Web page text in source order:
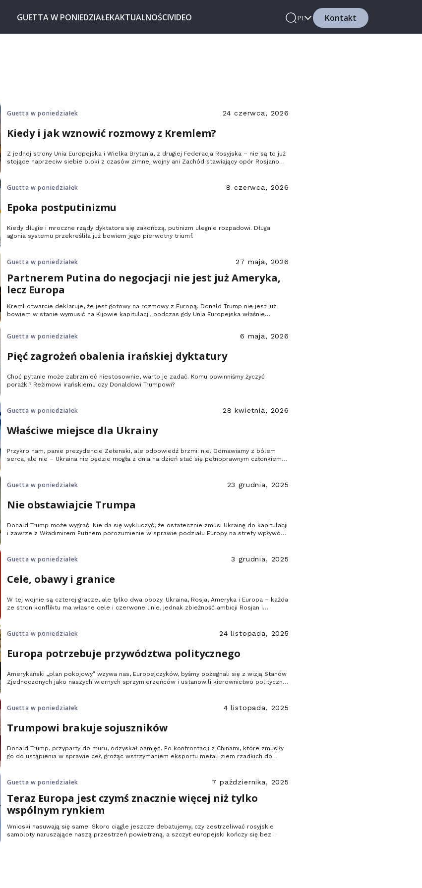
GUETTA W PONIEDZIAŁEKAKTUALNOŚCIVIDEO PL Kontakt
Guetta w poniedziałek 24 czerwca, 2026
Kiedy i jak wznowić rozmowy z Kremlem?
Z jednej strony Unia Europejska i Wielka Brytania, z drugiej Federacja Rosyjska – nie są to już
stojące naprzeciw siebie bloki z czasów zimnej wojny ani Zachód stawiający opór Rosjanom,
Guetta w poniedziałek 8 czerwca, 2026
Epoka postputinizmu
Kiedy długie i mroczne rządy dyktatora się zakończą, putinizm ulegnie rozpadowi. Długa
agonia systemu przekreśliła już bowiem jego pierwotny triumf.
Guetta w poniedziałek 27 maja, 2026
Partnerem Putina do negocjacji nie jest już Ameryka,
lecz Europa
Kreml otwarcie deklaruje, że jest gotowy na rozmowy z Europą. Donald Trump nie jest już
bowiem w stanie wymusić na Kijowie kapitulacji, podczas gdy Unia Europejska właśnie
Guetta w poniedziałek 6 maja, 2026
Pięć zagrożeń obalenia irańskiej dyktatury
Choć pytanie może zabrzmieć niestosownie, warto je zadać. Komu powinniśmy życzyć
porażki? Reżimowi irańskiemu czy Donaldowi Trumpowi?
Guetta w poniedziałek 28 kwietnia, 2026
Właściwe miejsce dla Ukrainy
Przykro nam, panie prezydencie Zełenski, ale odpowiedź brzmi: nie. Odmawiamy z bólem
serca, ale nie – Ukraina nie będzie mogła z dnia na dzień stać się pełnoprawnym członkiem
Guetta w poniedziałek 23 grudnia, 2025
Nie obstawiajcie Trumpa
Donald Trump może wygrać. Nie da się wykluczyć, że ostatecznie zmusi Ukrainę do kapitulacji
i zawrze z Władimirem Putinem porozumienie w sprawie podziału Europy na strefy wpływów.
Guetta w poniedziałek 3 grudnia, 2025
Cele, obawy i granice
W tej wojnie są czterej gracze, ale tylko dwa obozy. Ukraina, Rosja, Ameryka i Europa – każda
ze stron konfliktu ma własne cele i czerwone linie, jednak zbieżność ambicji Rosjan i
Guetta w poniedziałek 24 listopada, 2025
Europa potrzebuje przywództwa politycznego
Amerykański „plan pokojowy” wzywa nas, Europejczyków, byśmy pożegnali się z wizją Stanów
Zjednoczonych jako naszych wiernych sprzymierzeńców i ustanowili kierownictwo polityczne,
Guetta w poniedziałek 4 listopada, 2025
Trumpowi brakuje sojuszników
Donald Trump, przyparty do muru, odzyskał pamięć. Po konfrontacji z Chinami, które zmusiły
go do ustąpienia w sprawie ceł, grożąc wstrzymaniem eksportu metali ziem rzadkich do
Guetta w poniedziałek 7 października, 2025
Teraz Europa jest czymś znacznie więcej niż tylko
wspólnym rynkiem
Wnioski nasuwają się same. Skoro ciągle jeszcze debatujemy, czy zestrzeliwać rosyjskie
samoloty naruszające naszą przestrzeń powietrzną, a szczyt europejski kończy się bez